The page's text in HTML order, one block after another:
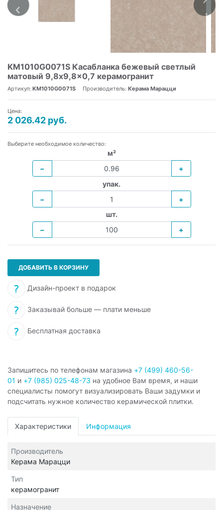
KM1010G0071S Касабланка бежевый светлый
матовый 9,8x9,8x0,7 керамогранит
Артикул: KM1010G0071S Производитель: Керама Марацци
Цена:
2 026.42 руб.
Выберите необходимое количество:
м²
−
+
упак.
−
+
шт.
−
+
ДОБАВИТЬ В КОРЗИНУ
Дизайн-проект в подарок
Заказывай больше — плати меньше
Бесплатная доставка
Запишитесь по телефонам магазина +7 (499) 460-56-
01 и +7 (985) 025-48-73 на удобное Вам время, и наши
специалисты помогут визуализировать Ваши задумки и
подсчитать нужное количество керамической плитки.
Характеристики Информация
Производитель
Керама Марацци
Тип
керамогранит
Назначение